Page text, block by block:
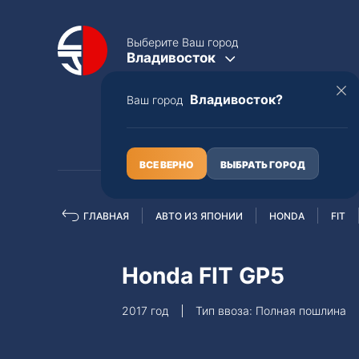
Выберите Ваш город
Владивосток
Ваш город Владивосток?
ВСЕ ВЕРНО ВЫБРАТЬ ГОРОД
Полная пошлина
ГЛАВНАЯ АВТО ИЗ ЯПОНИИ HONDA FIT
Honda FIT GP5
2017 год Тип ввоза: Полная пошлина